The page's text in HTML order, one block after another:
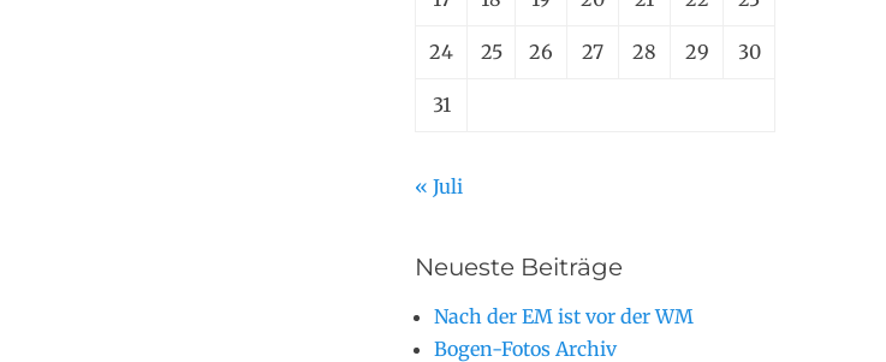
24 25 26 27 28 29 30
31
« Juli
Neueste Beiträge
Nach der EM ist vor der WM
Bogen-Fotos Archiv